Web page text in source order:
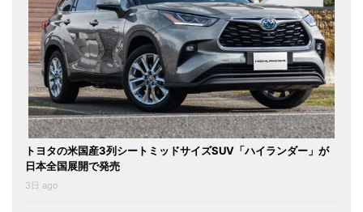
トヨタの米国産3列シートミッドサイズSUV「ハイランダー」が
日本全国展開で発売
3日 ago